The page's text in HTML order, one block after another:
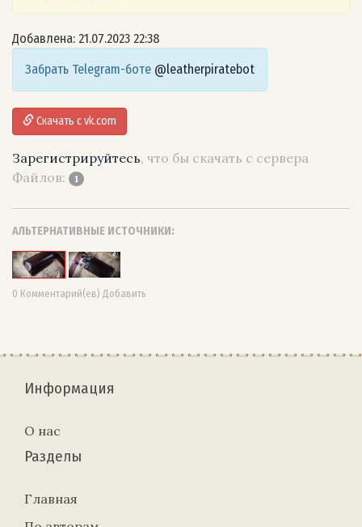
Добавлена: 21.07.2023 22:38
Забрать Telegram-боте @leatherpiratebot
Скачать с vk.com
Зарегистрируйтесь, что бы скачать с сервера
Файлов:
1
АЛЬТЕРНАТИВНЫЕ ИСТОЧНИКИ:
0 Комментарий(ев) Добавить
Информация
О нас
Разделы
Главная